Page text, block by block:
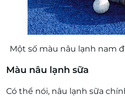
Một số màu nâu lạnh nam
Màu nâu lạnh sữa
Có thể nói, nâu lạnh sữa